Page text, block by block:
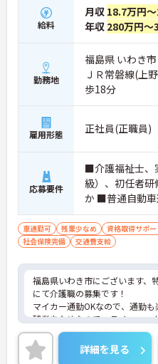
給料
月収 18.7万円
年収 280万円～
勤務地
福島県 いわき
ＪＲ常磐線(上
歩18分
雇用形態 正社員(正職員)
応募要件
■介護福祉士、
級）、初任者
か ■普通自動車
車通勤可 残業少なめ 資格取得サポー
社会保険完備
交通費支給
福島県いわき市にございます、
にて介護職の募集です！
マイカー通勤OKなので、通勤
残業少なめなので、ライフワー
可能です◎ご興味ある方には、
ど、さらに詳細をお話しいたし
相談ください！
詳細を見る